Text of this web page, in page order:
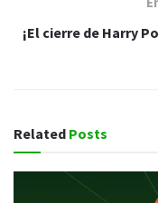
¡El cierre de Harry
Related Posts